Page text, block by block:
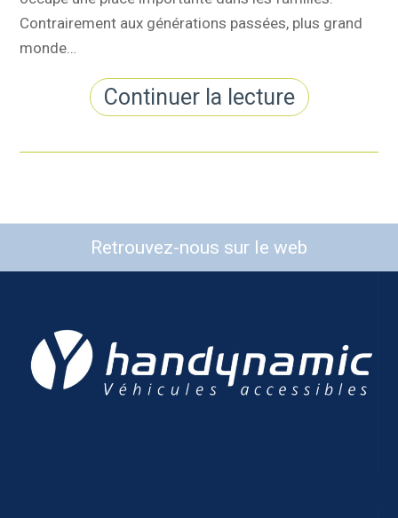
Contrairement aux générations passées, plus grand
monde…
Continuer la lecture
Retrouvez-nous sur le web